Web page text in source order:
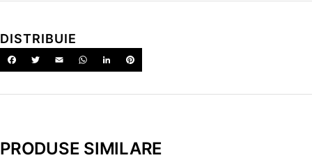
DISTRIBUIE
PRODUSE SIMILARE